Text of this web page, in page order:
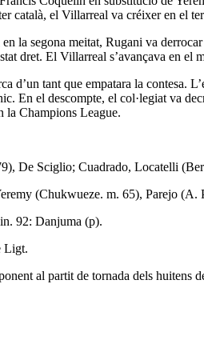
català, el Villarreal va créixer en el
la segona meitat, Rugani va
dret. El Villarreal s’avançava en el
d’un tant que empatara la
En el descompte, el col·legiat va
la Champions League.
De Sciglio; Cuadrado, Locatelli
(Chukwueze. m. 65), Parejo
92: Danjuma (p).
Ligt.
al partit de tornada dels huitens